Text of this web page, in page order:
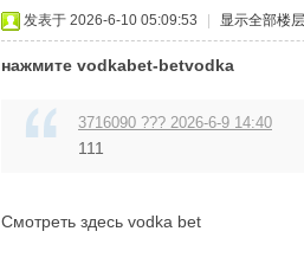
发表于 2026-6-10 05:09:53 显示全部楼层
нажмите vodkabet-betvodka
3716090 ??? 2026-6-9 14:40
111
Смотреть здесь vodka bet